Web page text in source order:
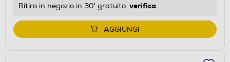
Ritiro in negozio in 30' gratuito: verifica
AGGIUNGI